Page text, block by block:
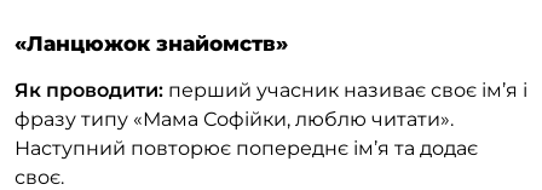
«Ланцюжок знайомств»
Як проводити: перший учасник називає своє ім’я і
фразу типу «Мама Софійки, люблю читати».
Наступний повторює попереднє ім’я та додає
своє.